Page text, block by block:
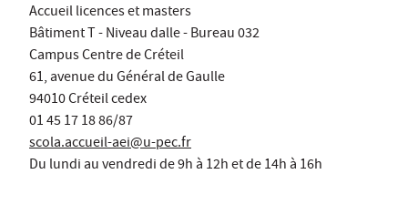
Accueil licences et masters
Bâtiment T - Niveau dalle - Bureau 032
Campus Centre de Créteil
61, avenue du Général de Gaulle
94010 Créteil cedex
01 45 17 18 86/87
scola.accueil-aei@u-pec.fr
Du lundi au vendredi de 9h à 12h et de 14h à 16h